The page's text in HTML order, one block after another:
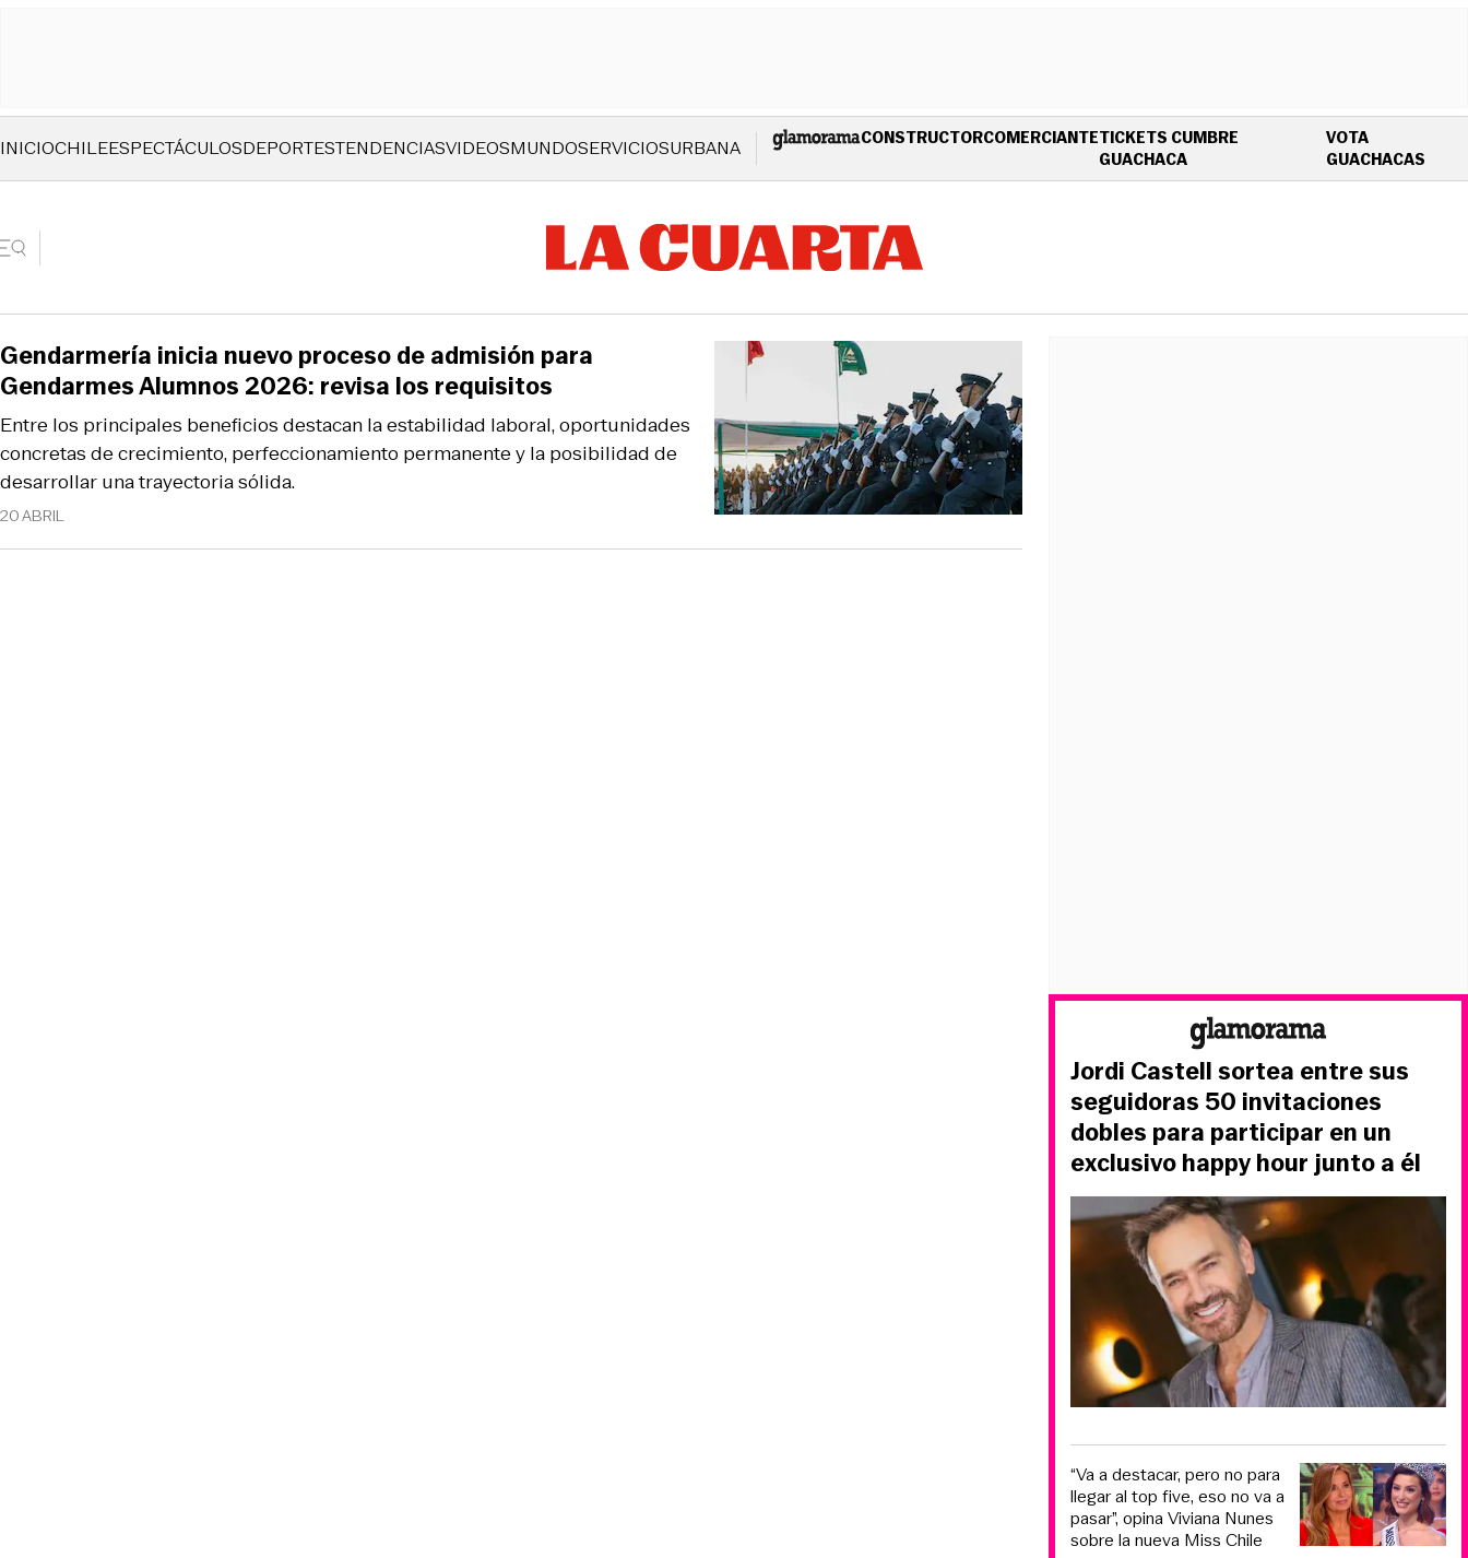
INICIOCHILEESPECTÁCULOSDEPORTESTENDENCIASVIDEOSMUNDOSERVICIOSURBANA CONSTRUCTORCOMERCIANTETICKETS CUMBRE
GUACHACAOPENS IN NEW WINDOW
VOTA
GUACHACAS
20 ABRIL
Entre los principales beneficios destacan la estabilidad laboral, oportunidades
concretas de crecimiento, perfeccionamiento permanente y la posibilidad de
desarrollar una trayectoria sólida.
Gendarmería inicia nuevo proceso de admisión para
Gendarmes Alumnos 2026: revisa los requisitos
Jordi Castell sortea entre sus
seguidoras 50 invitaciones
dobles para participar en un
exclusivo happy hour junto a él
“Va a destacar, pero no para
llegar al top five, eso no va a
pasar”, opina Viviana Nunes
sobre la nueva Miss Chile